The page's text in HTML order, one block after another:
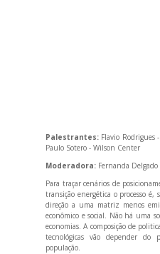
Palestrantes: Flavio Rodrigues
Paulo Sotero - Wilson Center
Moderadora: Fernanda Delgado
Para traçar cenários de
transição energética o processo
direção a uma matriz menos
econômico e social. Não há uma
economias. A composição de
tecnológicas vão depender do
população.